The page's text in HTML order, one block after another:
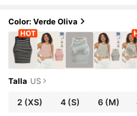
Color: Verde Oliva
Talla US
2 (XS) 4(S) 6(M)